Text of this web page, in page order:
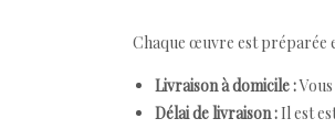
Chaque œuvre est préparée
Livraison à domicile :
Délai de livraison : Il est